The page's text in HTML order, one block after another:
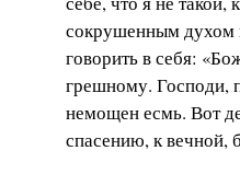
сокрушенным духом
говорить в себя:
грешному. Господи,
немощен есмь. Вот
спасению, к вечной,